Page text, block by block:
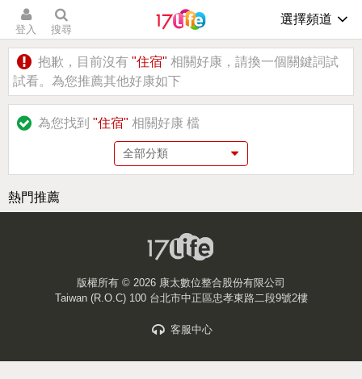
登入 搜尋
選擇頻道
抱歉，目前沒有 "住宿"相關好康，請換一個關鍵詞試
試看。為您推薦其他好康如下
為您找到 "住宿"相關好康檔
熱門推薦
版權所有 © 2026 康太數位整合股份有限公司
Taiwan (R.O.C) 100 台北市中正區忠孝東路二段9號2樓
客服中心